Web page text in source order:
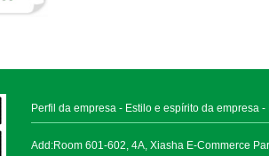
Perfil da empresa - Estilo e espírito da empresa -
Add:Room 601-602, 4A, Xiasha E-Commerce